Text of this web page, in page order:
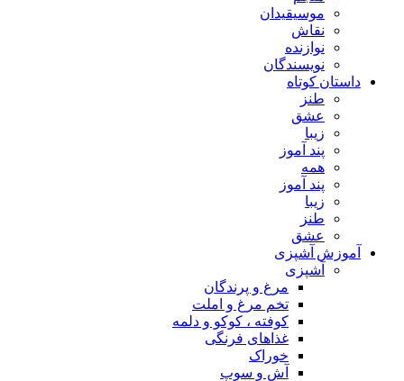
موسیقیدان
نقاش
نوازنده
نویسندگان
داستان کوتاه
طنز
عشق
زیبا
پند آموز
همه
پند آموز
زیبا
طنز
عشق
آموزش آشپزی
آشپزی
مرغ و پرندگان
تخم مرغ و املت
کوفته ، کوکو و دلمه
غذاهای فرنگی
خوراک
آش و سوپ